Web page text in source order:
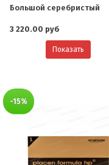
Большой серебристый
3 220.00 руб
Показать
-15%